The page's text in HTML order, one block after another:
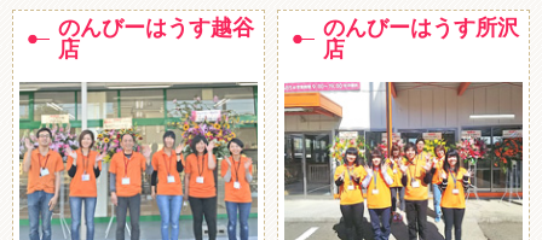
のんびーはうす越谷
店
のんびーはうす所沢
店